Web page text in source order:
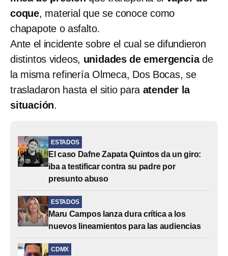
coque, material que se conoce como
chapapote o asfalto.
Ante el incidente sobre el cual se difundieron
distintos videos, unidades de emergenciade
la misma refinería Olmeca, Dos Bocas, se
trasladaron hasta el sitio para atender la
situación.
ESTADOS
El caso Dafne Zapata Quintos da un giro:
iba a testificar contra su padre por
presunto abuso
ESTADOS
Maru Campos lanza dura crítica a los
nuevos lineamientos para las audiencias
CDMX